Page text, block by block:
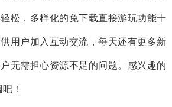
松，多样化的免下载直接游玩功能十
用户加入互动交流，每天还有更多新
无需担心资源不足的问题。感兴趣的
！